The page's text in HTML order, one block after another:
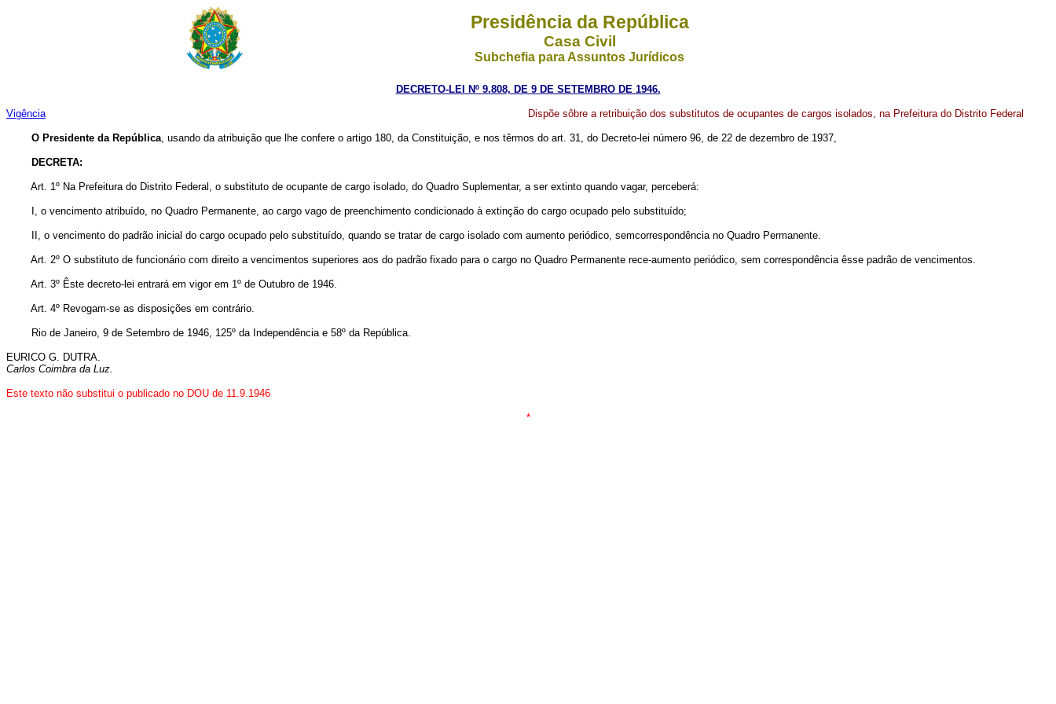
Presidência da República
Casa Civil
Subchefia para Assuntos Jurídicos
DECRETO-LEI Nº 9.808, DE 9 DE SETEMBRO DE 1946.
Vigência Dispõe sôbre a retribuição dos substitutos de ocupantes de cargos isolados, na Prefeitura do Distrito Federal
O Presidente da República, usando da atribuição que lhe confere o artigo 180, da Constituição, e nos têrmos do art. 31, do Decreto-lei número 96, de 22 de dezembro de 1937,
DECRETA:
Art. 1º Na Prefeitura do Distrito Federal, o substituto de ocupante de cargo isolado, do Quadro Suplementar, a ser extinto quando vagar, perceberá:
I, o vencimento atribuído, no Quadro Permanente, ao cargo vago de preenchimento condicionado à extinção do cargo ocupado pelo substituído;
II, o vencimento do padrão inicial do cargo ocupado pelo substituído, quando se tratar de cargo isolado com aumento periódico, semcorrespondência no Quadro Permanente.
Art. 2º O substituto de funcionário com direito a vencimentos superiores aos do padrão fixado para o cargo no Quadro Permanente rece-aumento periódico, sem correspondência êsse padrão de vencimentos.
Art. 3º Êste decreto-lei entrará em vigor em 1º de Outubro de 1946.
Art. 4º Revogam-se as disposições em contrário.
Rio de Janeiro, 9 de Setembro de 1946, 125º da Independência e 58º da República.
EURICO G. DUTRA.
Carlos Coimbra da Luz.
Este texto não substitui o publicado no DOU de 11.9.1946
*